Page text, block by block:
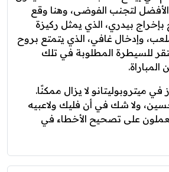
الأفضل لتجنب الفوضى، وهنا وقع
بيدري، الذي يمثل ركيزة
وإدخال غافي، الذي يتمتع بروح
للسيطرة المطلوبة في تلك
في ميتروبوليتانو لا يزال ممكنًا.
ولا شك في أن فليك ولاعبيه
على تصحيح الأخطاء في